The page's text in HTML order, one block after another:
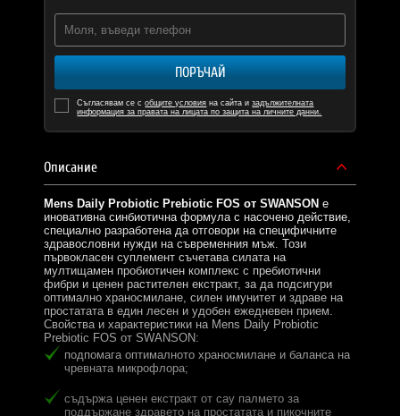
ПОРЪЧАЙ
Съгласявам се собщите условия на сайта изадължителната
информация за правата на лицата по защита на личните данни.
Описание
Mens Daily Probiotic Prebiotic FOS от SWANSON е
иновативна синбиотична формула с насочено действие,
специално разработена да отговори на специфичните
здравословни нужди на съвременния мъж. Този
първокласен суплемент съчетава силата на
мултищамен пробиотичен комплекс с пребиотични
фибри и ценен растителен екстракт, за да подсигури
оптимално храносмилане, силен имунитет и здраве на
простатата в един лесен и удобен ежедневен прием.
Свойства и характеристики на Mens Daily Probiotic
Prebiotic FOS от SWANSON:
подпомага оптималното храносмилане и баланса на
чревната микрофлора;
съдържа ценен екстракт от сау палмето за
поддържане здравето на простатата и пикочните